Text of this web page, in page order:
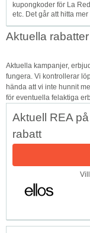
kupongkoder för La
etc. Det går att hitta
Aktuella
Aktuella kampanjer,
fungera. Vi kontrollerar
hända att vi inte hunnit
för eventuella felaktiga
Aktuell REA
rabatt